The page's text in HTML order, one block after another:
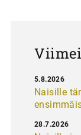
Naisille
5.8.2026
28.7.2026